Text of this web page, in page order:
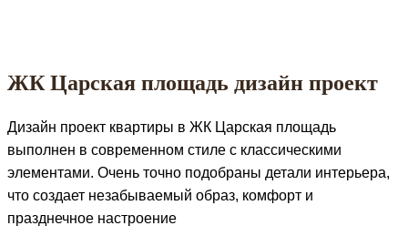
ЖК Царская площадь дизайн проект
Дизайн проект квартиры в ЖК Царская площадь
выполнен в современном стиле с классическими
элементами. Очень точно подобраны детали интерьера,
что создает незабываемый образ, комфорт и
празднечное настроение